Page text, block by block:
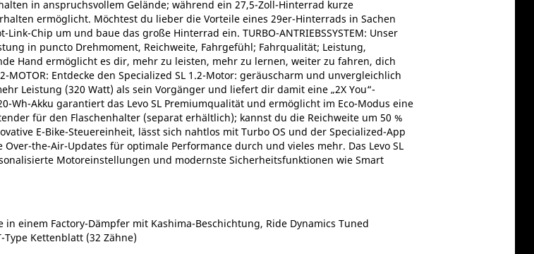
in anspruchsvollem Gelände; während ein 27,5-Zoll-Hinterrad kurze
ermöglicht. Möchtest du lieber die Vorteile eines 29er-Hinterrads in Sachen
Chip um und baue das große Hinterrad ein. TURBO-ANTRIEBSSYSTEM: Unser
in puncto Drehmoment, Reichweite, Fahrgefühl; Fahrqualität; Leistung,
Hand ermöglicht es dir, mehr zu leisten, mehr zu lernen, weiter zu fahren, dich
MOTOR: Entdecke den Specialized SL 1.2-Motor: geräuscharm und unvergleichlich
Leistung (320 Watt) als sein Vorgänger und liefert dir damit eine „2X You“-
Akku garantiert das Levo SL Premiumqualität und ermöglicht im Eco-Modus eine
für den Flaschenhalter (separat erhältlich); kannst du die Reichweite um 50 %
E-Bike-Steuereinheit, lässt sich nahtlos mit Turbo OS und der Specialized-App
the-Air-Updates für optimale Performance durch und vieles mehr. Das Levo SL
Motoreinstellungen und modernste Sicherheitsfunktionen wie Smart
in einem Factory-Dämpfer mit Kashima-Beschichtung, Ride Dynamics Tuned
Kettenblatt (32 Zähne)